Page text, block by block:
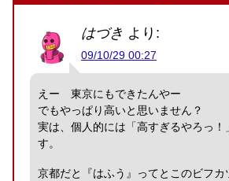
はづき より:
09/10/29 00:27
えー 東京にもできたんやー
でもやっぱり高いと思いません？
実は、個人的には「高すぎるやろっ！
す。
京都だと『はふう』ってとこのビフカ